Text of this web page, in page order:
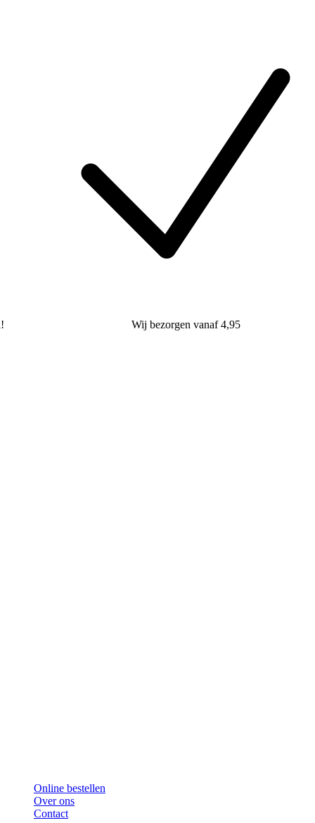
Wij bezorgen vanaf 4,95
Online bestellen
Over ons
Contact